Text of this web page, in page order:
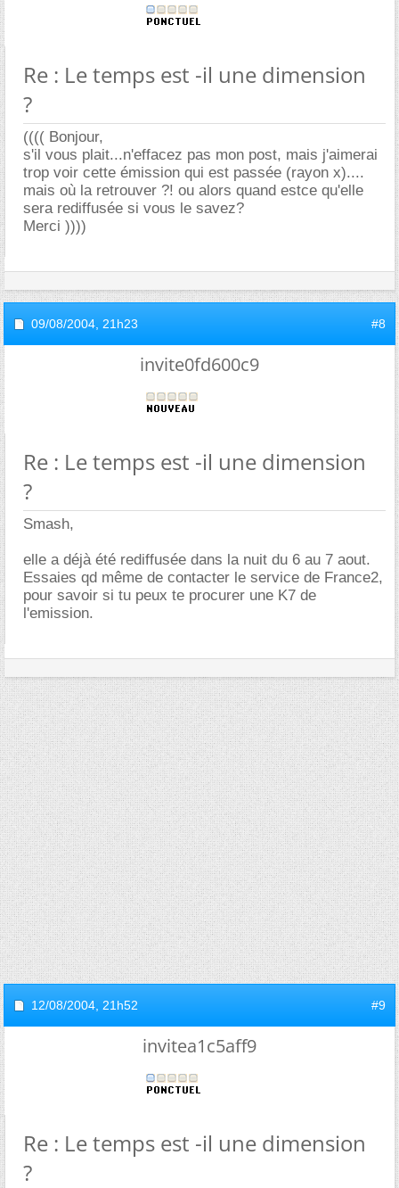
Re : Le temps est -il une dimension
?
(((( Bonjour,
s'il vous plait...n'effacez pas mon post, mais j'aimerai
trop voir cette émission qui est passée (rayon x)....
mais où la retrouver ?! ou alors quand estce qu'elle
sera rediffusée si vous le savez?
Merci ))))
09/08/2004, 21h23 #8
invite0fd600c9
Re : Le temps est -il une dimension
?
Smash,
elle a déjà été rediffusée dans la nuit du 6 au 7 aout.
Essaies qd même de contacter le service de France2,
pour savoir si tu peux te procurer une K7 de
l'emission.
12/08/2004, 21h52 #9
invitea1c5aff9
Re : Le temps est -il une dimension
?